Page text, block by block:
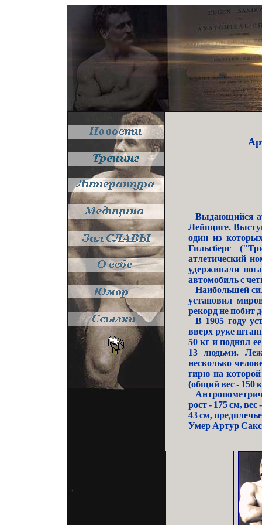
Выдающийся
Лейпциге.
один из
Гильсберг
атлетический
удерживали
автомобиль с
Наибольшей
установил
рекорд не побит
В 1905 году
вверх руке
50 кг и поднял
13 людьми.
несколько
гирю на
(общий вес - 150
рост - 175 см,
43 см,
Умер Артур